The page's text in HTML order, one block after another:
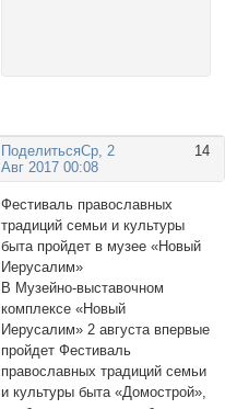
Поделиться 14
Ср, 2
Авг 2017 00:08
Фестиваль православных
традиций семьи и культуры
быта пройдет в музее «Новый
Иерусалим»
В Музейно-выставочном
комплексе «Новый
Иерусалим» 2 августа впервые
пройдет Фестиваль
православных традиций семьи
и культуры быта «Домострой»,